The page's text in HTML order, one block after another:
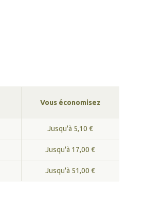
Vous économisez
Jusqu'à 5,10 €
Jusqu'à 17,00 €
Jusqu'à 51,00 €